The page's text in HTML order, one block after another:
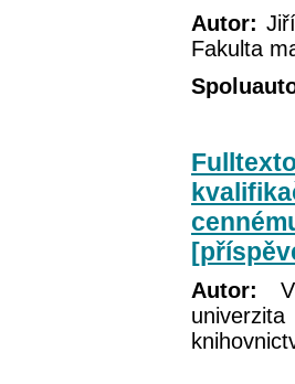
Autor:
Fakulta
Autor: